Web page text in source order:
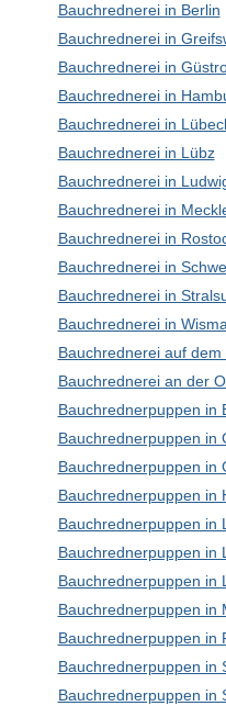
Bauchrednerei in Berlin
Bauchrednerei in
Bauchrednerei in
Bauchrednerei in
Bauchrednerei in
Bauchrednerei in Lübz
Bauchrednerei in
Bauchrednerei in
Bauchrednerei in
Bauchrednerei in
Bauchrednerei in
Bauchrednerei in
Bauchrednerei auf dem
Bauchrednerei an der
Bauchrednerpuppen in
Bauchrednerpuppen in
Bauchrednerpuppen in
Bauchrednerpuppen in
Bauchrednerpuppen in
Bauchrednerpuppen in
Bauchrednerpuppen in
Bauchrednerpuppen in
Bauchrednerpuppen in
Bauchrednerpuppen in
Bauchrednerpuppen in